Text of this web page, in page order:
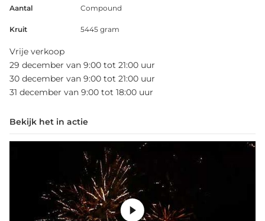
Aantal Compound
Kruit 5445 gram
Vrije verkoop
29 december van 9:00 tot 21:00 uur
30 december van 9:00 tot 21:00 uur
31 december van 9:00 tot 18:00 uur
Bekijk het in actie